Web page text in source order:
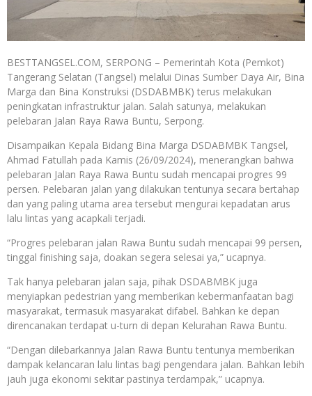
BESTTANGSEL.COM, SERPONG – Pemerintah Kota (Pemkot)
Tangerang Selatan (Tangsel) melalui Dinas Sumber Daya Air, Bina
Marga dan Bina Konstruksi (DSDABMBK) terus melakukan
peningkatan infrastruktur jalan. Salah satunya, melakukan
pelebaran Jalan Raya Rawa Buntu, Serpong.
Disampaikan Kepala Bidang Bina Marga DSDABMBK Tangsel,
Ahmad Fatullah pada Kamis (26/09/2024), menerangkan bahwa
pelebaran Jalan Raya Rawa Buntu sudah mencapai progres 99
persen. Pelebaran jalan yang dilakukan tentunya secara bertahap
dan yang paling utama area tersebut mengurai kepadatan arus
lalu lintas yang acapkali terjadi.
“Progres pelebaran jalan Rawa Buntu sudah mencapai 99 persen,
tinggal finishing saja, doakan segera selesai ya,” ucapnya.
Tak hanya pelebaran jalan saja, pihak DSDABMBK juga
menyiapkan pedestrian yang memberikan kebermanfaatan bagi
masyarakat, termasuk masyarakat difabel. Bahkan ke depan
direncanakan terdapat u-turn di depan Kelurahan Rawa Buntu.
“Dengan dilebarkannya Jalan Rawa Buntu tentunya memberikan
dampak kelancaran lalu lintas bagi pengendara jalan. Bahkan lebih
jauh juga ekonomi sekitar pastinya terdampak,” ucapnya.